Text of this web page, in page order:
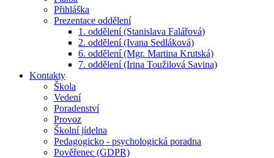
Přihláška
Prezentace oddělení
1. oddělení (Stanislava Falářová)
2. oddělení (Ivana Sedláková)
6. oddělení (Mgr. Martina Krutská)
7. oddělení (Irina Toužilová Savina)
Kontakty
Škola
Vedení
Poradenství
Provoz
Školní jídelna
Pedagogicko - psychologická poradna
Pověřenec (GDPR)